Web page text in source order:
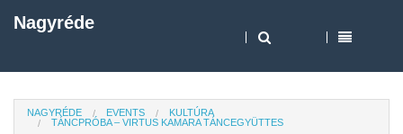
Nagyréde
NAGYRÉDE EVENTS
KULTÚRA
TÁNCPRÓBA – VIRTUS KAMARA TÁNCEGYÜTTES